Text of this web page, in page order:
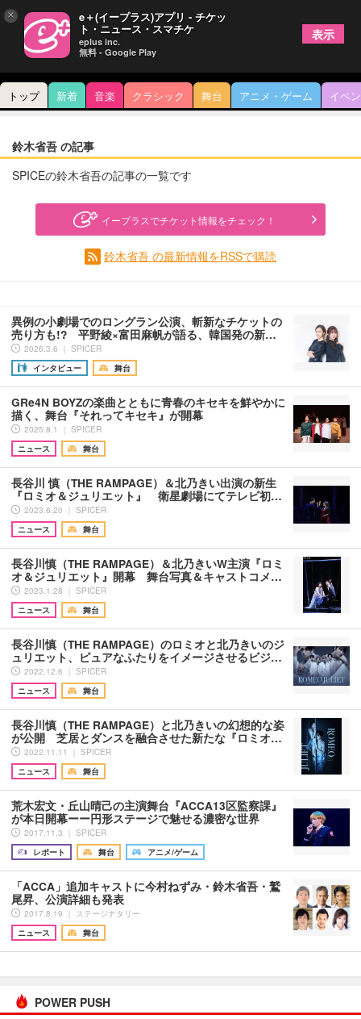
トップ 新着 音楽 クラシック 舞台 アニメ・ゲーム イベ
鈴木省吾 の記事
SPICEの鈴木省吾の記事の一覧です
イープラスでチケット情報をチェック！
鈴木省吾 の最新情報をRSSで購読
異例の小劇場でのロングラン公演、斬新なチケットの
売り方も!? 平野綾×富田麻帆が語る、韓国発の新…
2026.3.6 ｜ SPICER
インタビュー
舞台
GRe4N BOYZの楽曲とともに青春のキセキを鮮やかに
描く、舞台『それってキセキ』が開幕
2025.8.1 ｜ SPICER
ニュース
舞台
長谷川 慎（THE RAMPAGE）＆北乃きい出演の新生
『ロミオ＆ジュリエット』 衛星劇場にてテレビ初…
2023.6.20 ｜ SPICER
ニュース
舞台
長谷川慎（THE RAMPAGE）＆北乃きいW主演『ロミ
オ＆ジュリエット』開幕 舞台写真＆キャストコメ…
2023.1.28 ｜ SPICER
ニュース
舞台
長谷川慎（THE RAMPAGE）のロミオと北乃きいのジ
ュリエット、ピュアなふたりをイメージさせるビジ…
2022.12.6 ｜ SPICER
ニュース
舞台
長谷川慎（THE RAMPAGE）と北乃きいの幻想的な姿
が公開 芝居とダンスを融合させた新たな『ロミオ…
2022.11.11 ｜ SPICER
ニュース
舞台
荒木宏文・丘山晴己の主演舞台『ACCA13区監察課』
が本日開幕ーー円形ステージで魅せる濃密な世界
2017.11.3 ｜ SPICER
レポート
舞台 アニメ/ゲーム
「ACCA」追加キャストに今村ねずみ・鈴木省吾・鷲
尾昇、公演詳細も発表
2017.8.19 ｜ ステージナタリー
ニュース
舞台
POWER PUSH
× e＋(イープラス)アプリ - チケッ
ト・ニュース・スマチケ
eplus inc.
無料 - Google Play
表示